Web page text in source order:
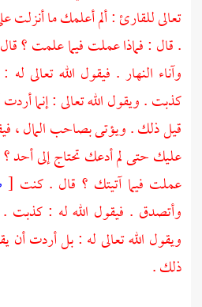
تعالى للقارئ : ألم أعلمك ما
. قال : فماذا عملت فيما علمت ؟
وآناء النهار . فيقول الله تعالى
كذبت . ويقول الله تعالى : إنما
قيل ذلك . ويؤتى بصاحب المال ،
عليك حتى لم أدعك تحتاج إلى أحد
عملت فيما آتيتك ؟ قال . كنت [
وأتصدق . فيقول الله له : كذبت
ويقول الله تعالى له : بل أردت
ذلك .